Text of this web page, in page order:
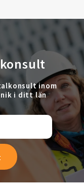
inom
i ditt län